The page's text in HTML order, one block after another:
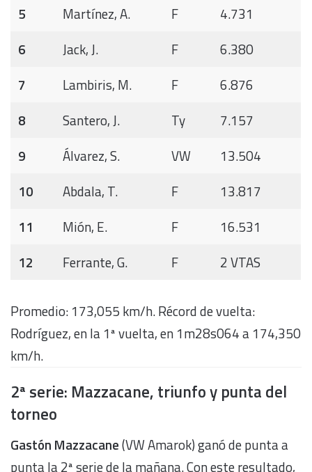
5
Martínez, A. F
4.731
6
Jack, J. F
6.380
7
Lambiris, M. F
6.876
8
Santero, J. Ty
7.157
9
Álvarez, S. VW
13.504
10
Abdala, T. F
13.817
11
Mión, E. F
16.531
12
Ferrante, G. F 2 VTAS
Promedio: 173,055 km/h. Récord de vuelta:
Rodríguez, en la 1ª vuelta, en 1m28s064 a 174,350
km/h.
2ª serie: Mazzacane, triunfo y punta del
torneo
Gastón Mazzacane(VW Amarok) ganó de punta a
punta la 2ª serie de la mañana. Con este resultado,